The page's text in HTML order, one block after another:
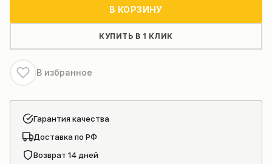
В КОРЗИНУ
КУПИТЬ В 1 КЛИК
В избранное
Гарантия качества
Доставка по РФ
Возврат 14 дней